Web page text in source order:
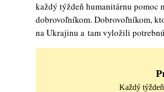
každý týždeň humanitárnu pomoc
dobrovoľníkom. Dobrovoľníkom,
na Ukrajinu a tam vyložili
Každý